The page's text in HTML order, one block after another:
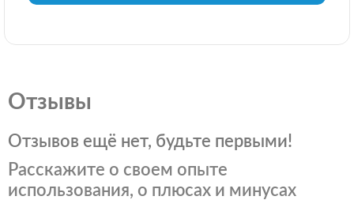
Отзывы
Отзывов ещё нет, будьте первыми!
Расскажите о своем опыте
использования, о плюсах и минусах